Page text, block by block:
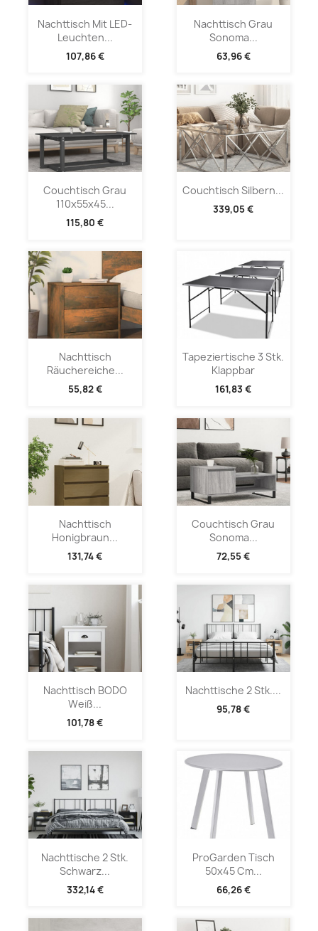
Nachttisch Mit LED-
Leuchten...
107,86 €
Nachttisch Grau
Sonoma...
63,96 €
Couchtisch Grau
110x55x45...
115,80 €
Couchtisch Silbern...
339,05 €
Nachttisch
Räuchereiche...
55,82 €
Tapeziertische 3 Stk.
Klappbar
161,83 €
Nachttisch
Honigbraun...
131,74 €
Couchtisch Grau
Sonoma...
72,55 €
Nachttisch BODO
Weiß...
101,78 €
Nachttische 2 Stk....
95,78 €
Nachttische 2 Stk.
Schwarz...
332,14 €
ProGarden Tisch
50x45 Cm...
66,26 €